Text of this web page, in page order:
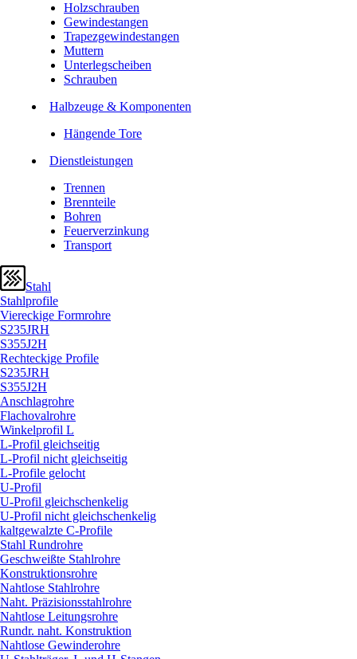
Holzschrauben
Gewindestangen
Trapezgewindestangen
Muttern
Unterlegscheiben
Schrauben
Halbzeuge & Komponenten
Hängende Tore
Dienstleistungen
Trennen
Brennteile
Bohren
Feuerverzinkung
Transport
Stahl
Stahlprofile
Viereckige Formrohre
S235JRH
S355J2H
Rechteckige Profile
S235JRH
S355J2H
Anschlagrohre
Flachovalrohre
Winkelprofil L
L-Profil gleichseitig
L-Profil nicht gleichseitig
L-Profile gelocht
U-Profil
U-Profil gleichschenkelig
U-Profil nicht gleichschenkelig
kaltgewalzte C-Profile
Stahl Rundrohre
Geschweißte Stahlrohre
Konstruktionsrohre
Nahtlose Stahlrohre
Naht. Präzisionsstahlrohre
Nahtlose Leitungsrohre
Rundr. naht. Konstruktion
Nahtlose Gewinderohre